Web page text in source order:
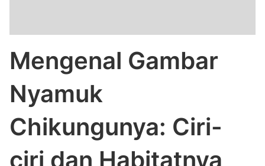
Mengenal Gambar
Nyamuk
Chikungunya: Ciri-
ciri dan Habitatnya